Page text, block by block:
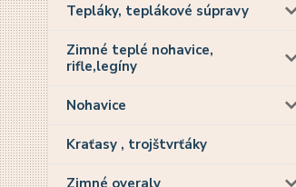
Tepláky, teplákové súpravy
Zimné teplé nohavice,
rifle,legíny
Nohavice
Kraťasy , trojštvrťáky
Zimné overaly